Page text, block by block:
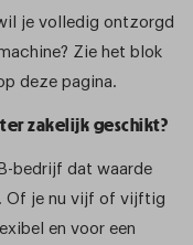
je volledig ontzorgd
Zie het blok
deze pagina.
zakelijk geschikt?
bedrijf dat waarde
Of je nu vijf of vijftig
en voor een